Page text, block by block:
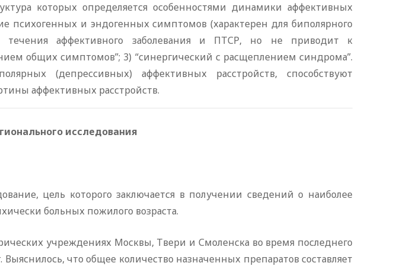
которых определяется особенностями динамики аффективных
психогенных и эндогенных симптомов (характерен для биполярного
течения аффективного заболевания и ПТСР, но не приводит к
общих симптомов”; 3) “синергический с расщеплением синдрома”.
(депрессивных) аффективных расстройств, способствуют
аффективных расстройств.
исследования
цель которого заключается в получении сведений о наиболее
больных пожилого возраста.
учреждениях Москвы, Твери и Смоленска во время последнего
что общее количество назначенных препаратов составляет